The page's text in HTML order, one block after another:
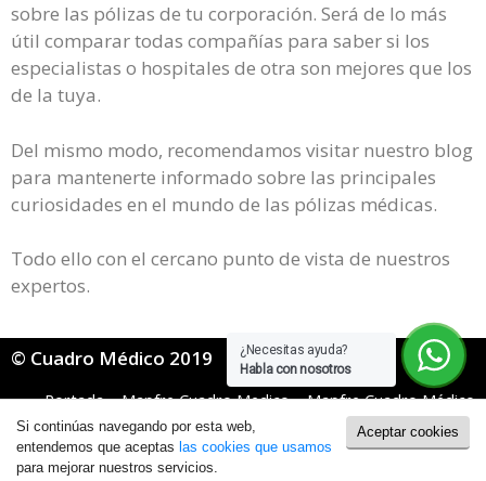
¿Necesitas ayuda?
Habla con nosotros
sobre las pólizas de tu corporación. Será de lo más
útil comparar todas compañías para saber si los
especialistas o hospitales de otra son mejores que los
de la tuya.
Del mismo modo, recomendamos visitar nuestro blog
para mantenerte informado sobre las principales
curiosidades en el mundo de las pólizas médicas.
Todo ello con el cercano punto de vista de nuestros
expertos.
© Cuadro Médico 2019
Portada»Mapfre Cuadro Medico»Mapfre Cuadro Médico
Dental»Mapfre Dental Cuadro Medico Ávila
Política de Cookies|Política de Privacidad
Aceptar cookies
Si continúas navegando por esta web,
entendemos que aceptas las cookies que usamos
para mejorar nuestros servicios.